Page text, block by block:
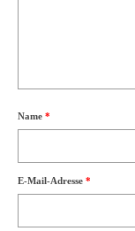
Name *
E-Mail-Adresse *